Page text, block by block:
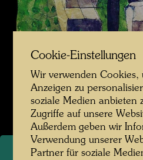
Cookie-Einstellungen
Wir verwenden Cookies,
Anzeigen zu
soziale Medien anbieten
Zugriffe auf unsere
Außerdem geben wir
Verwendung unserer
Partner für soziale